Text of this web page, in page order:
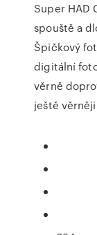
Super HAD
spouště a
Špičkový
digitální
věrně
ještě